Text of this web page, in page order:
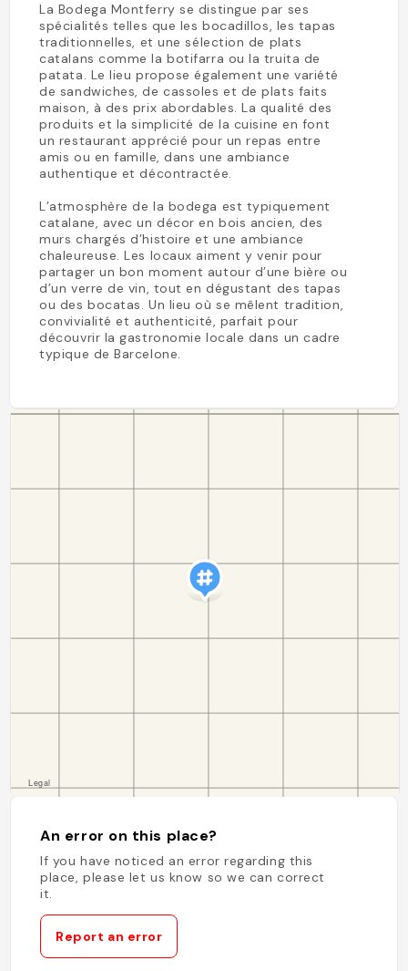
La Bodega Montferry se distingue par ses
spécialités telles que les bocadillos, les tapas
traditionnelles, et une sélection de plats
catalans comme la botifarra ou la truita de
patata. Le lieu propose également une variété
de sandwiches, de cassoles et de plats faits
maison, à des prix abordables. La qualité des
produits et la simplicité de la cuisine en font
un restaurant apprécié pour un repas entre
amis ou en famille, dans une ambiance
authentique et décontractée.
L’atmosphère de la bodega est typiquement
catalane, avec un décor en bois ancien, des
murs chargés d’histoire et une ambiance
chaleureuse. Les locaux aiment y venir pour
partager un bon moment autour d’une bière ou
d’un verre de vin, tout en dégustant des tapas
ou des bocatas. Un lieu où se mêlent tradition,
convivialité et authenticité, parfait pour
découvrir la gastronomie locale dans un cadre
typique de Barcelone.
An error on this place?
If you have noticed an error regarding this
place, please let us know so we can correct
it.
Report an error